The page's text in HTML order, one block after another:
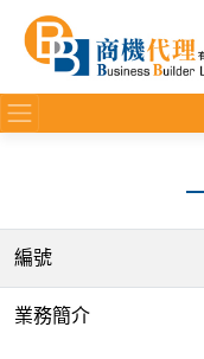
編號
業務簡介